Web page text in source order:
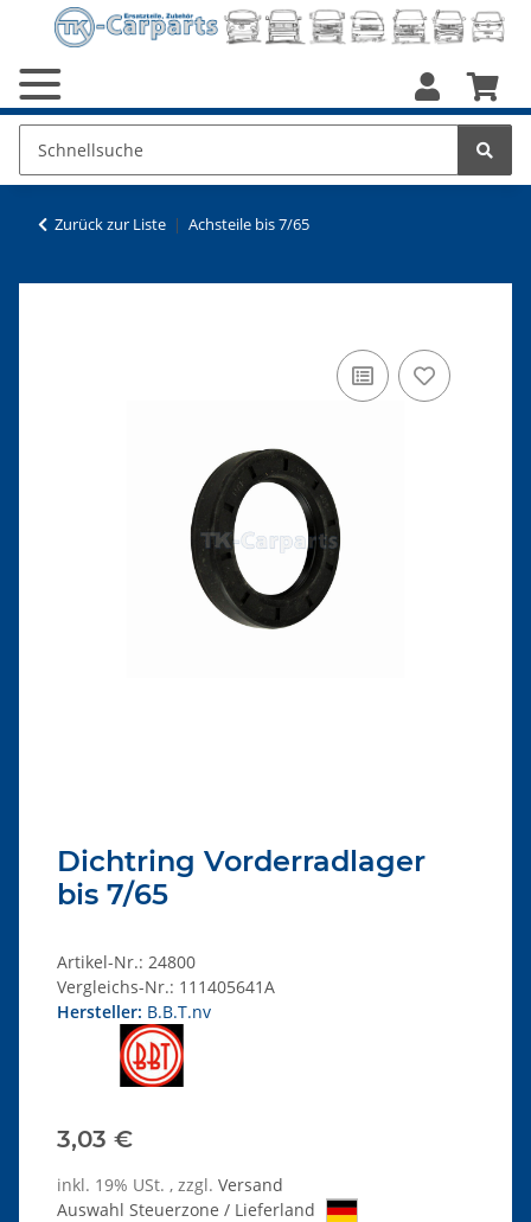
Zurück zur Liste Achsteile bis 7/65
Dichtring Vorderradlager
bis 7/65
Artikel-Nr.: 24800
Vergleichs-Nr.: 111405641A
Hersteller: B.B.T.nv
3,03 €
inkl. 19% USt. , zzgl. Versand
Auswahl Steuerzone / Lieferland